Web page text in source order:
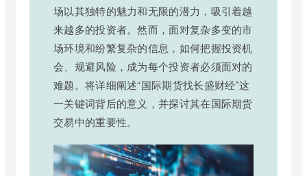
场以其独特的魅力和无限的潜力，吸引着越
来越多的投资者。然而，面对复杂多变的市
场环境和纷繁复杂的信息，如何把握投资机
会、规避风险，成为每个投资者必须面对的
难题。将详细阐述“国际期货找长盛财经”这
一关键词背后的意义，并探讨其在国际期货
交易中的重要性。